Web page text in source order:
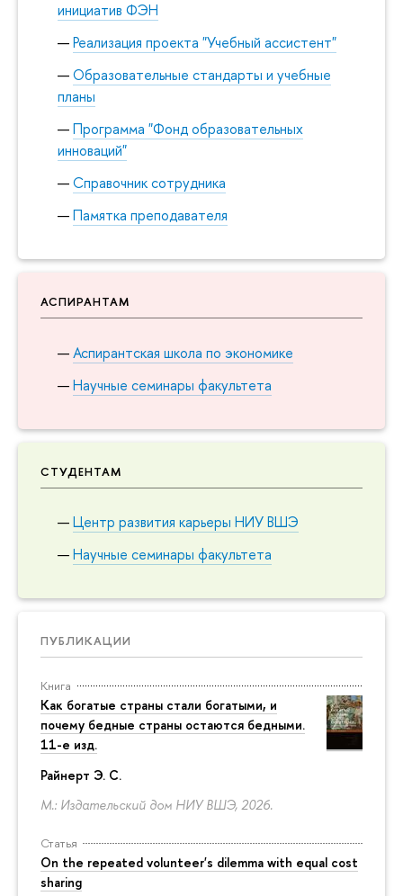
инициатив ФЭН
Реализация проекта "Учебный ассистент"
Образовательные стандарты и учебные
планы
Программа "Фонд образовательных
инноваций"
Справочник сотрудника
Памятка преподавателя
АСПИРАНТАМ
Аспирантская школа по экономике
Научные семинары факультета
СТУДЕНТАМ
Центр развития карьеры НИУ ВШЭ
Научные семинары факультета
ПУБЛИКАЦИИ
Книга
Как богатые страны стали богатыми, и
почему бедные страны остаются бедными.
11-е изд.
Райнерт Э. С.
М.: Издательский дом НИУ ВШЭ, 2026.
Статья
On the repeated volunteer's dilemma with equal cost
sharing